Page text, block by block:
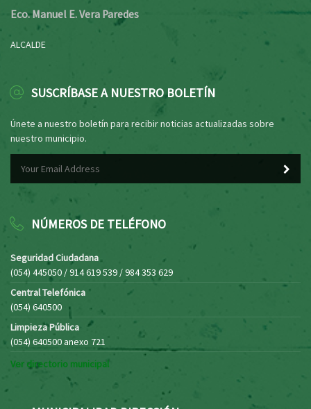
Eco. Manuel E. Vera Paredes
ALCALDE
SUSCRÍBASE A NUESTRO BOLETÍN
Únete a nuestro boletín para recibir noticias actualizadas sobre
nuestro municipio.
NÚMEROS DE TELÉFONO
Seguridad Ciudadana
(054) 445050 / 914 619 539 / 984 353 629
Central Telefónica
(054) 640500
Limpieza Pública
(054) 640500 anexo 721
Ver directorio municipal